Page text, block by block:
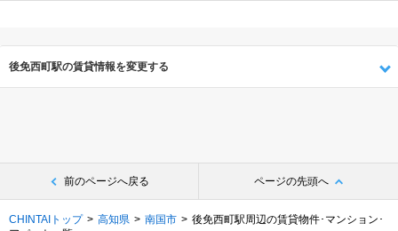
後免西町駅の賃貸情報を変更する
前のページへ戻る ページの先頭へ
CHINTAIトップ 高知県 南国市
後免西町駅周辺の賃貸物件･マンション･